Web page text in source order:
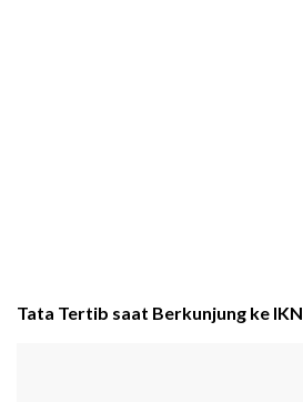
Tata Tertib saat Berkunjung ke IKN